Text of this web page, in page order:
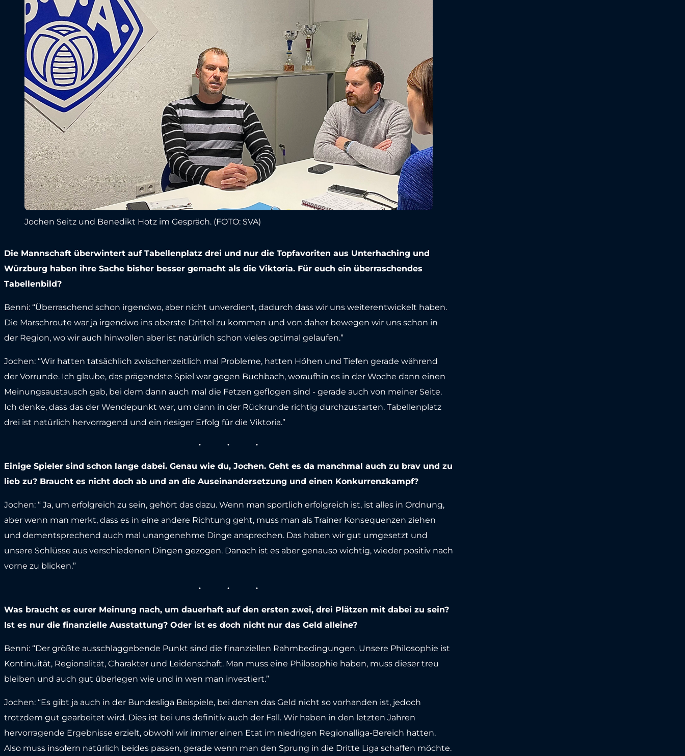
Jochen Seitz und Benedikt Hotz im Gespräch. (FOTO: SVA)
Die Mannschaft überwintert auf Tabellenplatz drei und nur die Topfavoriten aus Unterhaching und
Würzburg haben ihre Sache bisher besser gemacht als die Viktoria. Für euch ein überraschendes
Tabellenbild?
Benni: “Überraschend schon irgendwo, aber nicht unverdient, dadurch dass wir uns weiterentwickelt haben.
Die Marschroute war ja irgendwo ins oberste Drittel zu kommen und von daher bewegen wir uns schon in
der Region, wo wir auch hinwollen aber ist natürlich schon vieles optimal gelaufen.”
Jochen: “Wir hatten tatsächlich zwischenzeitlich mal Probleme, hatten Höhen und Tiefen gerade während
der Vorrunde. Ich glaube, das prägendste Spiel war gegen Buchbach, woraufhin es in der Woche dann einen
Meinungsaustausch gab, bei dem dann auch mal die Fetzen geflogen sind - gerade auch von meiner Seite.
Ich denke, dass das der Wendepunkt war, um dann in der Rückrunde richtig durchzustarten. Tabellenplatz
drei ist natürlich hervorragend und ein riesiger Erfolg für die Viktoria.”
Einige Spieler sind schon lange dabei. Genau wie du, Jochen. Geht es da manchmal auch zu brav und zu
lieb zu? Braucht es nicht doch ab und an die Auseinandersetzung und einen Konkurrenzkampf?
Jochen: “ Ja, um erfolgreich zu sein, gehört das dazu. Wenn man sportlich erfolgreich ist, ist alles in Ordnung,
aber wenn man merkt, dass es in eine andere Richtung geht, muss man als Trainer Konsequenzen ziehen
und dementsprechend auch mal unangenehme Dinge ansprechen. Das haben wir gut umgesetzt und
unsere Schlüsse aus verschiedenen Dingen gezogen. Danach ist es aber genauso wichtig, wieder positiv nach
vorne zu blicken.”
Was braucht es eurer Meinung nach, um dauerhaft auf den ersten zwei, drei Plätzen mit dabei zu sein?
Ist es nur die finanzielle Ausstattung? Oder ist es doch nicht nur das Geld alleine?
Benni: “Der größte ausschlaggebende Punkt sind die finanziellen Rahmbedingungen. Unsere Philosophie ist
Kontinuität, Regionalität, Charakter und Leidenschaft. Man muss eine Philosophie haben, muss dieser treu
bleiben und auch gut überlegen wie und in wen man investiert.”
Jochen: “Es gibt ja auch in der Bundesliga Beispiele, bei denen das Geld nicht so vorhanden ist, jedoch
trotzdem gut gearbeitet wird. Dies ist bei uns definitiv auch der Fall. Wir haben in den letzten Jahren
hervorragende Ergebnisse erzielt, obwohl wir immer einen Etat im niedrigen Regionalliga-Bereich hatten.
Also muss insofern natürlich beides passen, gerade wenn man den Sprung in die Dritte Liga schaffen möchte.